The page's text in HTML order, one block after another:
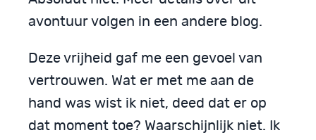
avontuur volgen in een andere blog.
Deze vrijheid gaf me een gevoel van
vertrouwen. Wat er met me aan de
hand was wist ik niet, deed dat er op
dat moment toe? Waarschijnlijk niet. Ik